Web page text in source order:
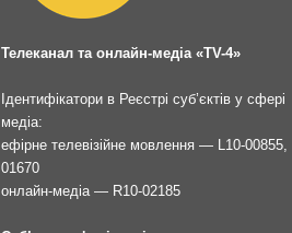
Телеканал та онлайн-медіа «TV-4»
Ідентифікатори в Реєстрі суб’єктів у сфері
медіа:
ефірне телевізійне мовлення — L10-00855,
01670
онлайн-медіа — R10-02185